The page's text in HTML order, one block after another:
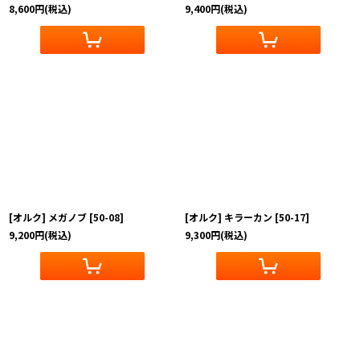
8,600円(税込)
9,400円(税込)
[オルク] メガノブ [50-08]
9,200円(税込)
[オルク] キラーカン [50-17]
9,300円(税込)